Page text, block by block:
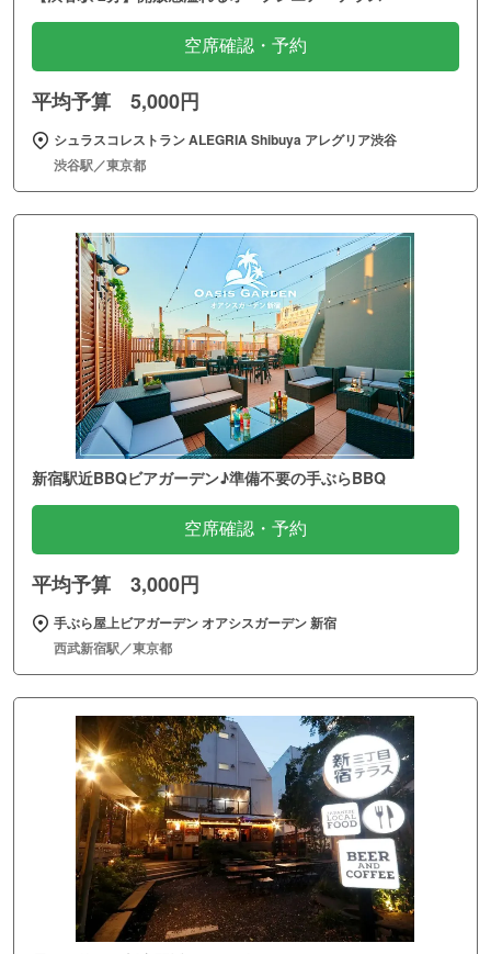
空席確認・予約
平均予算 5,000円
シュラスコレストラン ALEGRIA Shibuya アレグリア渋谷
渋谷駅／東京都
新宿駅近BBQビアガーデン♪準備不要の手ぶらBBQ
空席確認・予約
平均予算 3,000円
手ぶら屋上ビアガーデン オアシスガーデン 新宿
西武新宿駅／東京都